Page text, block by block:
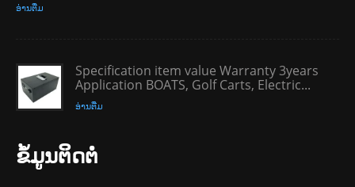
ອ່ານ​ຕື່ມ
Specification item value Warranty 3years
Application BOATS, Golf Carts, Electric...
ອ່ານ​ຕື່ມ
ຂໍ້​ມູນ​ຕິດ​ຕໍ່